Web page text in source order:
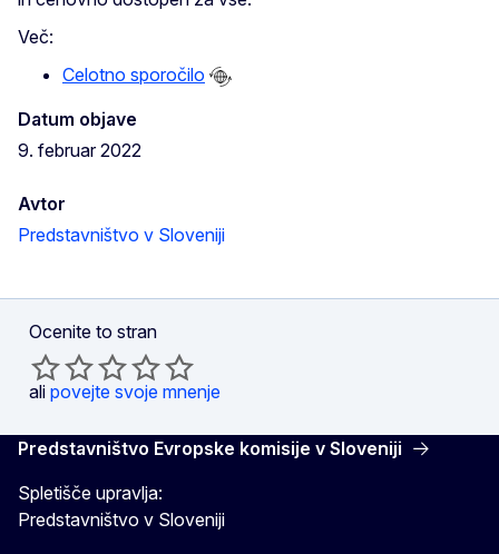
Več:
Celotno sporočilo
Datum objave
9. februar 2022
Avtor
Predstavništvo v Sloveniji
Ocenite to stran
ali povejte svoje mnenje
Predstavništvo Evropske komisije v Sloveniji
Spletišče upravlja:
Predstavništvo v Sloveniji